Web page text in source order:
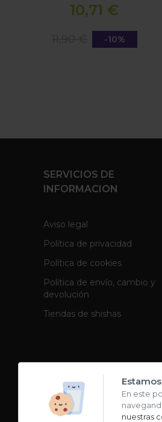
10,71 €
-10%
SERVICIOS DE
INFORMACION
Aviso legal
Política de privacidad
Política de cookies
Política de envío, cambio y
devolución
Tiendas de shishas
En este
nuestras